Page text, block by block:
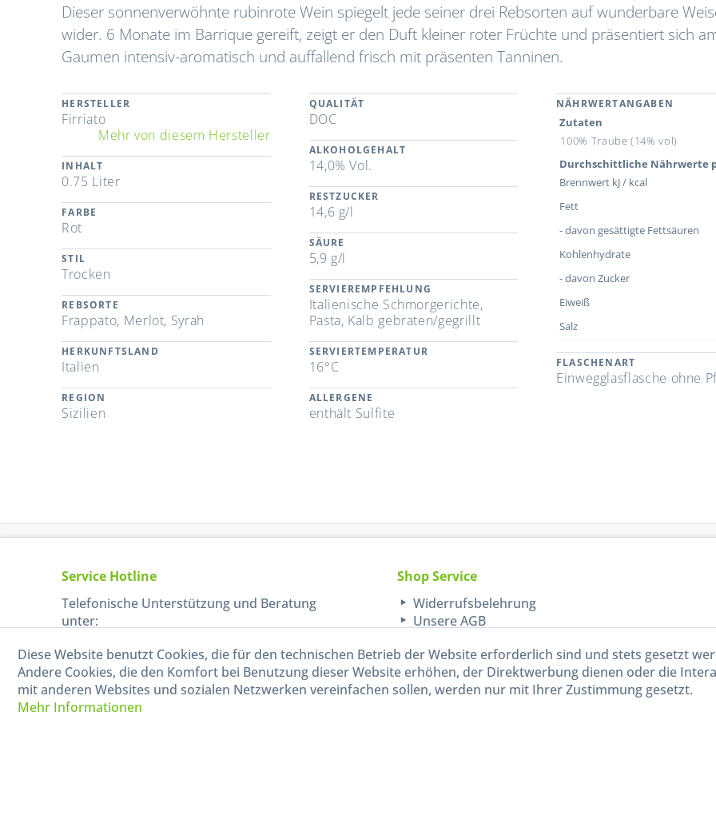
Dieser sonnenverwöhnte rubinrote Wein spiegelt jede seiner drei Rebsorten auf wunderbare
wider. 6 Monate im Barrique gereift, zeigt er den Duft kleiner roter Früchte und präsentiert sich
Gaumen intensiv-aromatisch und auffallend frisch mit präsenten Tanninen.
HERSTELLER
Firriato
Mehr von diesem Hersteller
INHALT
0.75 Liter
FARBE
Rot
STIL
Trocken
REBSORTE
Frappato, Merlot, Syrah
HERKUNFTSLAND
Italien
REGION
Sizilien
QUALITÄT
DOC
ALKOHOLGEHALT
14,0% Vol.
RESTZUCKER
14,6 g/l
SÄURE
5,9 g/l
SERVIEREMPFEHLUNG
Italienische Schmorgerichte,
Pasta, Kalb gebraten/gegrillt
SERVIERTEMPERATUR
16°C
ALLERGENE
enthält Sulfite
NÄHRWERTANGABEN
Zutaten
100% Traube (14% vol)
Durchschittliche Nährwerte
Brennwert kJ / kcal
Fett
- davon gesättigte Fettsäuren
Kohlenhydrate
- davon Zucker
Eiweiß
Salz
FLASCHENART
Einwegglasflasche ohne
Service Hotline
Telefonische Unterstützung und Beratung
unter:
040-880 99 770
Mo-Fr, 09:00 - 15:00 Uhr
Shop Service
Widerrufsbelehrung
Unsere AGB
Diese Website benutzt Cookies, die für den technischen Betrieb der Website erforderlich sind und stets gesetzt
Andere Cookies, die den Komfort bei Benutzung dieser Website erhöhen, der Direktwerbung dienen oder die
mit anderen Websites und sozialen Netzwerken vereinfachen sollen, werden nur mit Ihrer Zustimmung gesetzt.
Mehr Informationen